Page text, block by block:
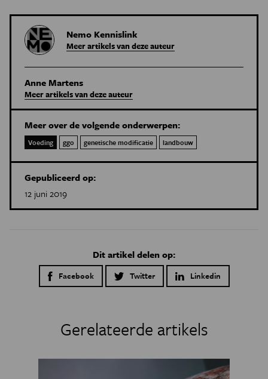
Nemo Kennislink
Meer artikels van deze auteur
Anne Martens
Meer artikels van deze auteur
Meer over de volgende onderwerpen:
Voeding ggo genetische modificatie landbouw
Gepubliceerd op:
12 juni 2019
Dit artikel delen op:
Facebook Twitter Linkedin
Gerelateerde artikels